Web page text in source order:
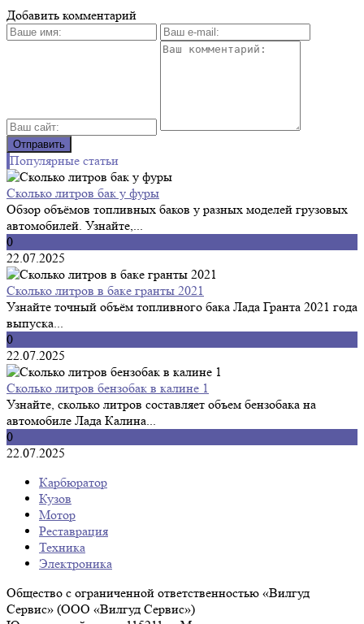
Добавить комментарий
Популярные статьи
Сколько литров бак у фуры
Обзор объёмов топливных баков у разных моделей грузовых
автомобилей. Узнайте,...
0
22.07.2025
Сколько литров в баке гранты 2021
Узнайте точный объём топливного бака Лада Гранта 2021 года
выпуска...
0
22.07.2025
Сколько литров бензобак в калине 1
Узнайте, сколько литров составляет объем бензобака на
автомобиле Лада Калина...
0
22.07.2025
Карбюратор
Кузов
Мотор
Реставрация
Техника
Электроника
Общество с ограниченной ответственностью «Вилгуд
Сервис» (ООО «Вилгуд Сервис»)